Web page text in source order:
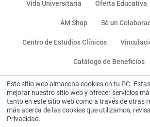
Este sitio web almacena cookies en tu PC.
mejorar nuestro sitio web y ofrecer servicios
tanto en este sitio web como a través de otras
más acerca de las cookies que utilizamos,
Privacidad.
Vida Universitaria Oferta Educativa
AM Shop Sé un
Centro de Estudios Clínicos
Catálogo de Beneficios
Miembro de: